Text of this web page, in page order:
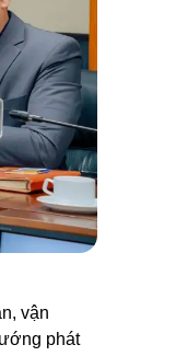
vận
phát